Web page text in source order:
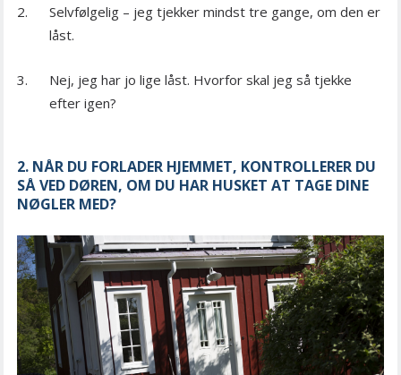
Selvfølgelig – jeg tjekker mindst tre gange, om den er
låst.
Nej, jeg har jo lige låst. Hvorfor skal jeg så tjekke
efter igen?
2. NÅR DU FORLADER HJEMMET, KONTROLLERER DU
SÅ VED DØREN, OM DU HAR HUSKET AT TAGE DINE
NØGLER MED?